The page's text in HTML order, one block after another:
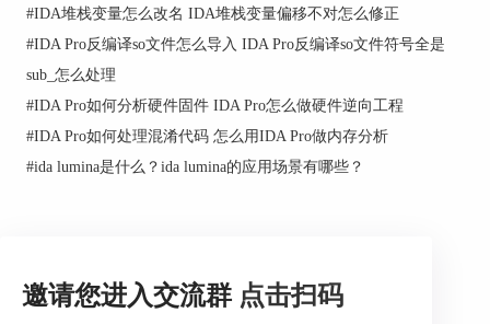
#IDA堆栈变量怎么改名 IDA堆栈变量偏移不对怎么修正
#IDA Pro反编译so文件怎么导入 IDA Pro反编译so文件符号全是
sub_怎么处理
#IDA Pro如何分析硬件固件 IDA Pro怎么做硬件逆向工程
#IDA Pro如何处理混淆代码 怎么用IDA Pro做内存分析
#ida lumina是什么？ida lumina的应用场景有哪些？
邀请您进入交流群 点击扫码